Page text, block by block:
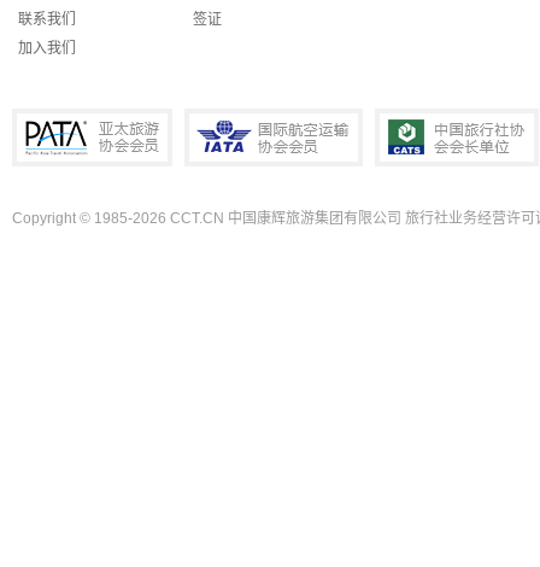
联系我们
加入我们
签证
Copyright © 1985-2026 CCT.CN 中国康辉旅游集团有限公司 旅行社业务经营许